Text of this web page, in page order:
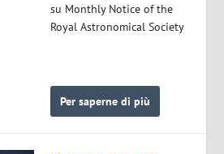
su Monthly Notice of the
Royal Astronomical Society
Per saperne di più